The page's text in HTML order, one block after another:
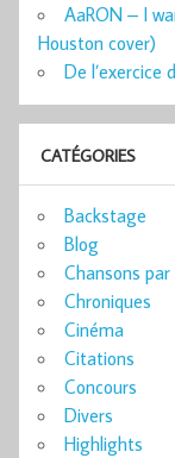
AaRON – I
Houston cover)
De l’exercice
CATÉGORIES
Backstage
Blog
Chansons
Chroniques
Cinéma
Citations
Concours
Divers
Highlights